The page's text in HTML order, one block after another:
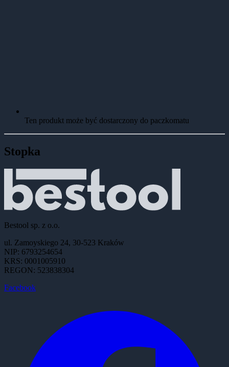
Ten produkt może być dostarczony do paczkomatu
Stopka
Bestool sp. z o.o.
ul. Zamoyskiego 24, 30-523 Kraków
NIP: 6793254654
KRS: 0001005910
REGON: 523838304
Facebook